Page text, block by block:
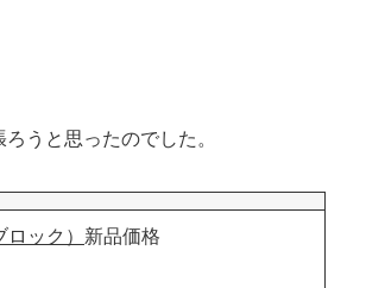
うと思ったのでした。
ック） 新品価格